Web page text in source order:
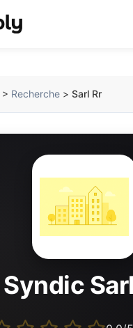
> Recherche >Sarl Rr
Syndic